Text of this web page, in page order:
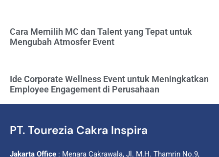
Cara Memilih MC dan Talent yang Tepat untuk
Mengubah Atmosfer Event
Ide Corporate Wellness Event untuk Meningkatkan
Employee Engagement di Perusahaan
PT. Tourezia Cakra Inspira
Jakarta Office : Menara Cakrawala, Jl. M.H. Thamrin No.9,